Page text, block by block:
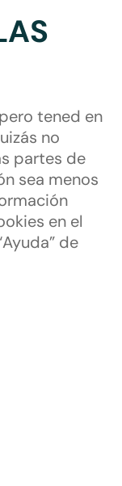
tened en
no
partes de
sea menos
en el
de